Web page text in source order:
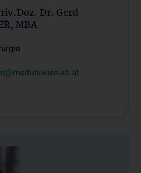
Dr. Gerd
MBA